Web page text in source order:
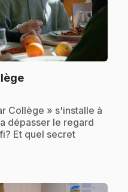
.
Collège » s'installe à
dépasser le regard
Et quel secret